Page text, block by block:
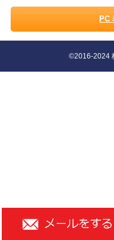
PC
©2016-2024